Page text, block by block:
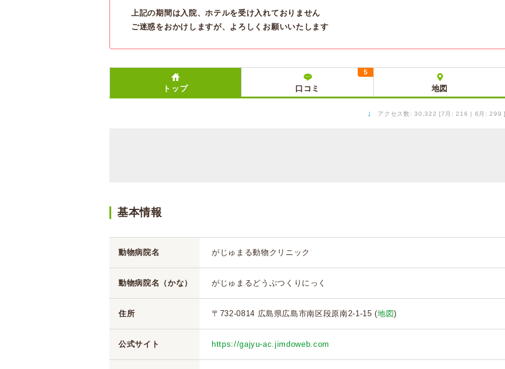
上記の期間は入院、ホテルを受け入れておりません
ご迷惑をおかけしますが、よろしくお願いいたします
トップ 口コミ
5
地図
↓ アクセス数: 30,322 [7月: 216 | 6月: 299 ]
基本情報
動物病院名 がじゅまる動物クリニック
動物病院名（かな） がじゅまるどうぶつくりにっく
住所 〒732-0814 広島県広島市南区段原南2-1-15 (地図)
公式サイト https://gajyu-ac.jimdoweb.com